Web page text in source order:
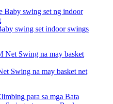
swing set indoor swings
Swing na may basket net